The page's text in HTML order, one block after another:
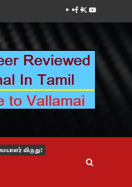
Facebook
TwitterYoutube
விருது!